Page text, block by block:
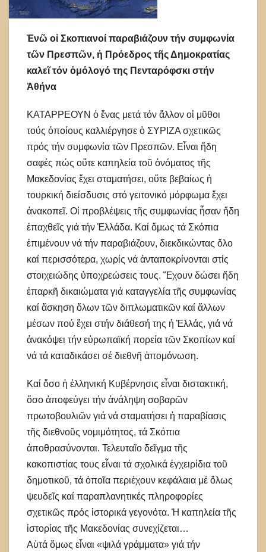
Ἐνῶ οἱ Σκοπιανοί παραβιάζουν τήν συμφωνία
τῶν Πρεσπῶν, ἡ Πρόεδρος τῆς Δημοκρατίας
καλεῖ τόν ὁμόλογό της Πενταρόφσκι στήν
Ἀθήνα
ΚΑΤΑΡΡΕΟΥΝ ὁ ἕνας μετά τόν ἄλλον οἱ μῦθοι
τούς ὁποίους καλλιέργησε ὁ ΣΥΡΙΖΑ σχετικῶς
πρός τήν συμφωνία τῶν Πρεσπῶν. Εἶναι ἤδη
σαφές πώς οὔτε καπηλεία τοῦ ὀνόματος τῆς
Μακεδονίας ἔχει σταματήσει, οὔτε βεβαίως ἡ
τουρκική διείσδυσις στό γειτονικό μόρφωμα ἔχει
ἀνακοπεῖ. Οἱ προβλέψεις τῆς συμφωνίας ἦσαν ἤδη
ἐπαχθεῖς γιά τήν Ἑλλάδα. Καί ὅμως τά Σκόπια
ἐπιμένουν νά τήν παραβιάζουν, διεκδικώντας ὅλο
καί περισσότερα, χωρίς νά ἀνταποκρίνονται στίς
στοιχειώδης ὑποχρεώσεις τους. Ἔχουν δώσει ἤδη
ἐπαρκῆ δικαιώματα γιά καταγγελία τῆς συμφωνίας
καί ἄσκηση ὅλων τῶν διπλωματικῶν καί ἄλλων
μέσων πού ἔχει στήν διάθεσή της ἡ Ἑλλάς, γιά νά
ἀνακόψει τήν εὐρωπαϊκή πορεία τῶν Σκοπίων καί
νά τά καταδικάσει σέ διεθνῆ ἀπομόνωση.
Καί ὅσο ἡ ἑλληνική Κυβέρνησις εἶναι διστακτική,
ὅσο ἀποφεύγει τήν ἀνάληψη σοβαρῶν
πρωτοβουλιῶν γιά νά σταματήσει ἡ παραβίασις
τῆς διεθνοῦς νομιμότητος, τά Σκόπια
ἀποθρασύνονται. Τελευταῖο δεῖγμα τῆς
κακοπιστίας τους εἶναι τά σχολικά ἐγχειρίδια τοῦ
δημοτικοῦ, τά ὁποῖα περιέχουν κεφάλαια μέ ὅλως
ψευδεῖς καί παραπλανητικές πληροφορίες
σχετικῶς πρός ἱστορικά γεγονότα. Ἡ καπηλεία τῆς
ἱστορίας τῆς Μακεδονίας συνεχίζεται…
Αὐτά ὅμως εἶναι «ψιλά γράμματα» γιά τήν